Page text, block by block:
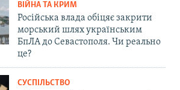
ВІЙНА ТА КРИМ
Російська влада обіцяє закрити
морський шлях українським
БпЛА до Севастополя. Чи реально
це?
СУСПІЛЬСТВО